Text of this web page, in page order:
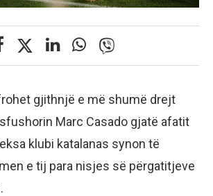
gjithnjë e më shumë drejt
Marc Casado gjatë afatit
klubi katalanas synon të
e tij para nisjes së përgatitjeve